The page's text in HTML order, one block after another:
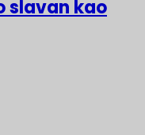
slavan kao